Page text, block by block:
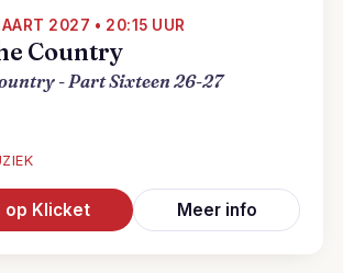
2027 • 20:15 UUR
Country
- Part Sixteen 26-27
op Klicket Meer info